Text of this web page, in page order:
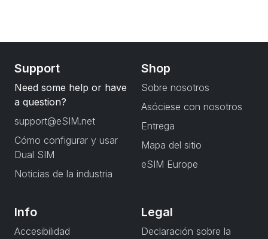
Support
Need some help or have
a question?
support@eSIM.net
Cómo configurar y usar
Dual SIM
Noticias de la industria
Shop
Sobre nosotros
Asóciese con nosotros
Entrega
Mapa del sitio
eSIM Europe
Info
Accesibilidad
Legal
Declaración sobre la